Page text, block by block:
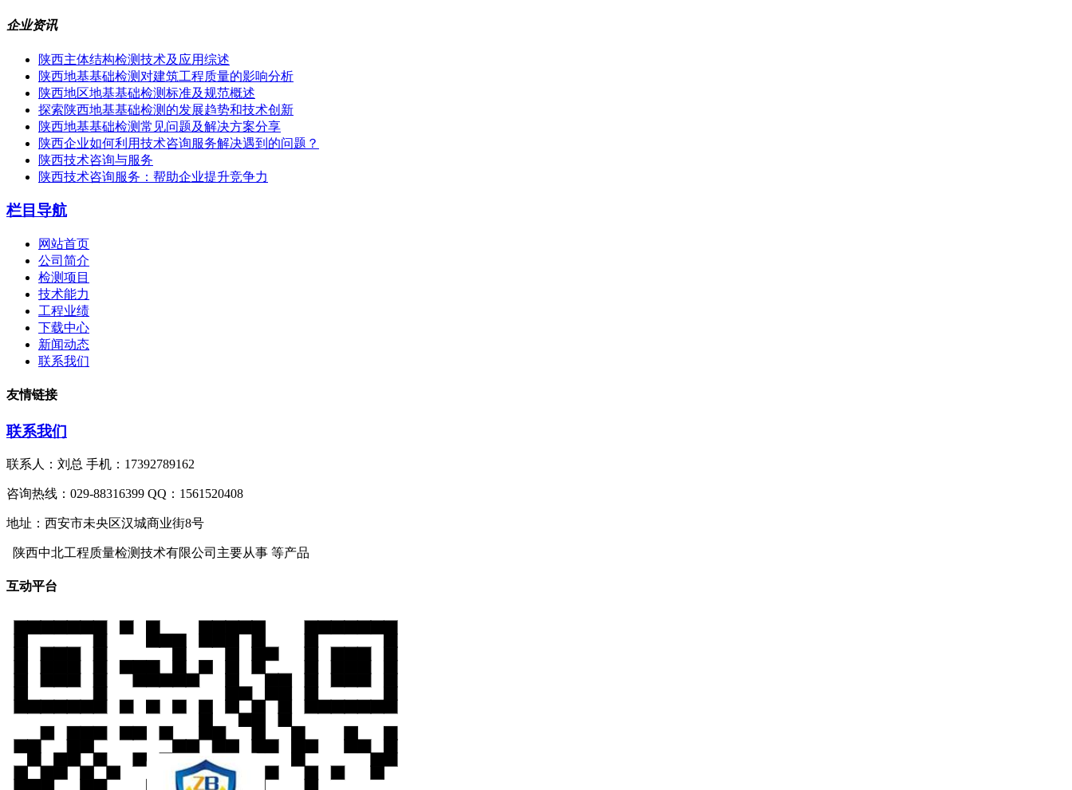
企业资讯
陕西主体结构检测技术及应用综述
陕西地基基础检测对建筑工程质量的影响分析
陕西地区地基基础检测标准及规范概述
探索陕西地基基础检测的发展趋势和技术创新
陕西地基基础检测常见问题及解决方案分享
陕西企业如何利用技术咨询服务解决遇到的问题？
陕西技术咨询与服务
陕西技术咨询服务：帮助企业提升竞争力
栏目导航
网站首页
公司简介
检测项目
技术能力
工程业绩
下载中心
新闻动态
联系我们
友情链接
联系我们
联系人：刘总 手机：17392789162
咨询热线：029-88316399 QQ：1561520408
地址：西安市未央区汉城商业街8号
陕西中北工程质量检测技术有限公司主要从事 等产品
互动平台